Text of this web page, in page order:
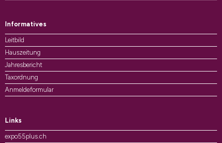
Informatives
Leitbild
Hauszeitung
Jahresbericht
Taxordnung
Anmeldeformular
Links
expo55plus.ch